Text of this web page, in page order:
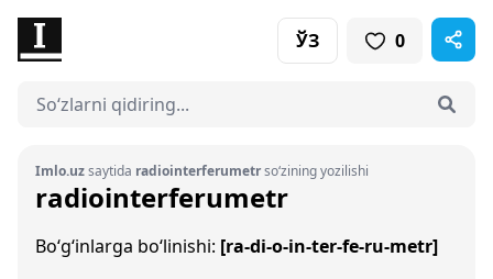
ЎЗ 0
Imlo.uzsaytida radiointerferumetrso‘zining yozilishi
radiointerferumetr
Bo‘g‘inlarga bo‘linishi: [ra-di-o-in-ter-fe-ru-metr]